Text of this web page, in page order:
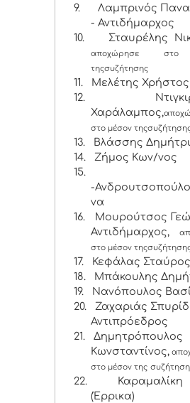
9.
Λαμπρινός
- Αντιδήμαρχος
10.
Σταυρέλης
αποχώρησε στο
τηςσυζήτησης
11.
Μελέτης Χρήστος
12.
Χαράλαμπος,
στο μέσον της
13.
Βλάσσης
14.
Ζήμος Κων/νος
15.
-
να
16.
Μουρούτσος
Αντιδήμαρχος,
στο μέσον της
17.
Κεφάλας Σταύρος
18.
Μπάκουλης
19.
Νανόπουλος
20.
Ζαχαριάς
Αντιπρόεδρος
21.
Δημητρόπουλος
Κωνσταντίνος,
στο μέσον της
22.
(Έρρικα)